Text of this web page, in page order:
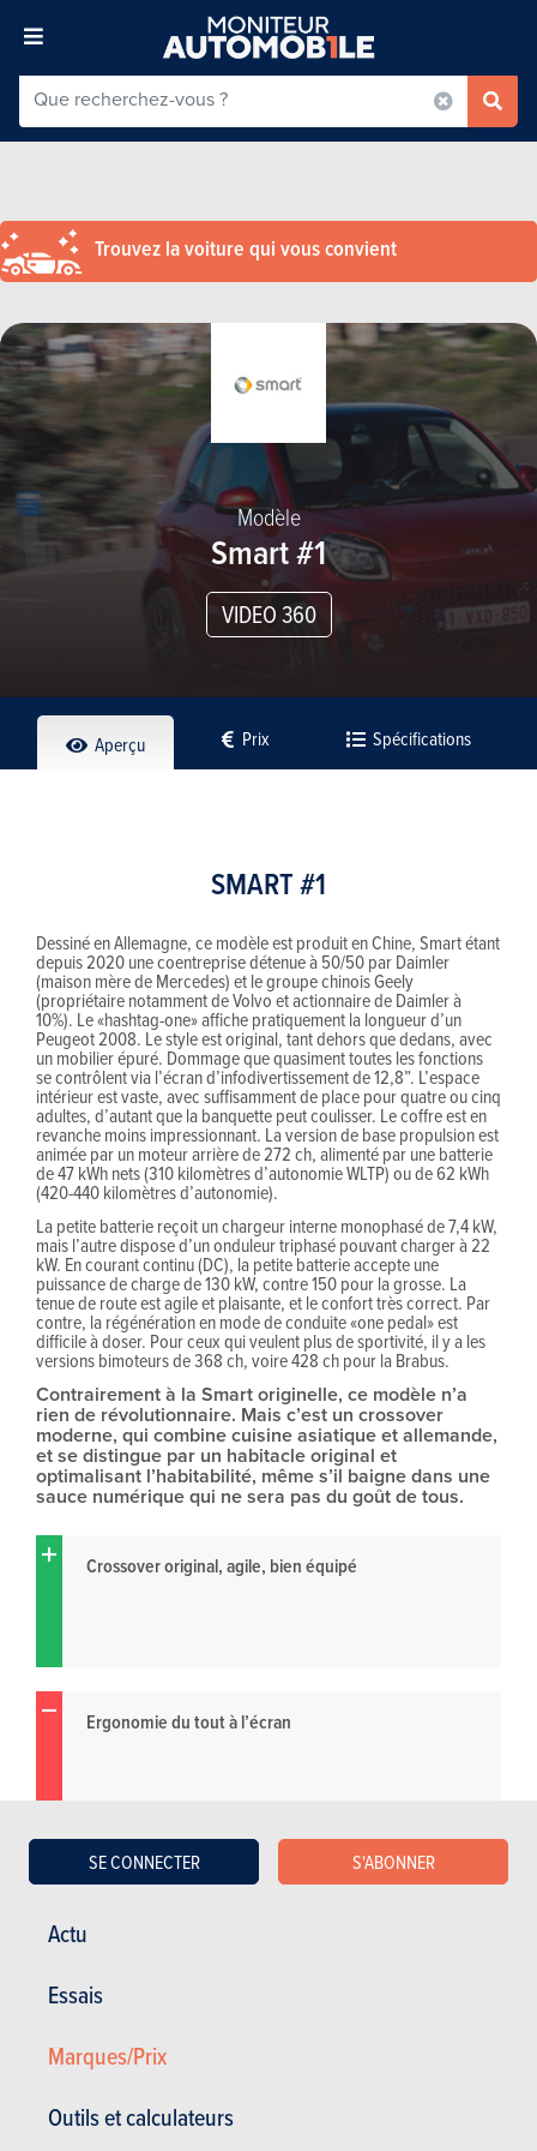
Actu
Essais
Marques/Prix
Outils et calculateurs
SE CONNECTER S'ABONNER
Trouvez la voiture qui vous convient
Modèle
Smart #1
VIDEO 360
Aperçu Prix Spécifications
SMART #1
Dessiné en Allemagne, ce modèle est produit en Chine, Smart étant
depuis 2020 une coentreprise détenue à 50/50 par Daimler
(maison mère de Mercedes) et le groupe chinois Geely
(propriétaire notamment de Volvo et actionnaire de Daimler à
10%). Le «hashtag-one» affiche pratiquement la longueur d’un
Peugeot 2008. Le style est original, tant dehors que dedans, avec
un mobilier épuré. Dommage que quasiment toutes les fonctions
se contrôlent via l’écran d’infodivertissement de 12,8”. L’espace
intérieur est vaste, avec suffisamment de place pour quatre ou cinq
adultes, d’autant que la banquette peut coulisser. Le coffre est en
revanche moins impressionnant. La version de base propulsion est
animée par un moteur arrière de 272 ch, alimenté par une batterie
de 47 kWh nets (310 kilomètres d’autonomie WLTP) ou de 62 kWh
(420-440 kilomètres d’autonomie).
La petite batterie reçoit un chargeur interne monophasé de 7,4 kW,
mais l’autre dispose d’un onduleur triphasé pouvant charger à 22
kW. En courant continu (DC), la petite batterie accepte une
puissance de charge de 130 kW, contre 150 pour la grosse. La
tenue de route est agile et plaisante, et le confort très correct. Par
contre, la régénération en mode de conduite «one pedal» est
difficile à doser. Pour ceux qui veulent plus de sportivité, il y a les
versions bimoteurs de 368 ch, voire 428 ch pour la Brabus.
Contrairement à la Smart originelle, ce modèle n’a
rien de révolutionnaire. Mais c’est un crossover
moderne, qui combine cuisine asiatique et allemande,
et se distingue par un habitacle original et
optimalisant l’habitabilité, même s’il baigne dans une
sauce numérique qui ne sera pas du goût de tous.
Crossover original, agile, bien équipé
Ergonomie du tout à l’écran